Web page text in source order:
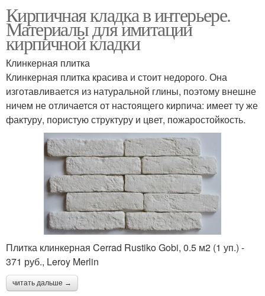
Кирпичная кладка в интерьере.
Материалы для имитации
кирпичной кладки
Клинкерная плитка
Клинкерная плитка красива и стоит недорого. Она
изготавливается из натуральной глины, поэтому внешне
ничем не отличается от настоящего кирпича: имеет ту же
фактуру, пористую структуру и цвет, пожаростойкость.
Плитка клинкерная Cerrad Rustiko Gobi, 0.5 м2 (1 уп.) -
371 руб., Leroy Merlin
читать дальше →